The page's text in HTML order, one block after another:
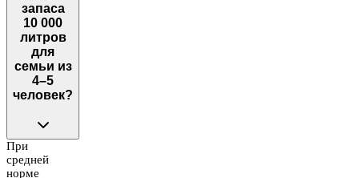
запаса
10 000
литров
для
семьи из
4–5
человек?
При
средней
норме